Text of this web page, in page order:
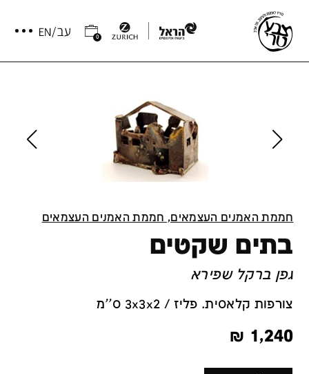
0
חממת האמנים העצמאים, חממת האמנים העצמאים
בתים שקטים
גפן ברקל שפירא
צורפות קלאסית. פליז / 3x3x2 ס''מ
1,240
₪